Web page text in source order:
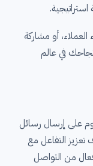
أو مشاركة
في عالم
على إرسال رسائل
التفاعل مع
من التواصل